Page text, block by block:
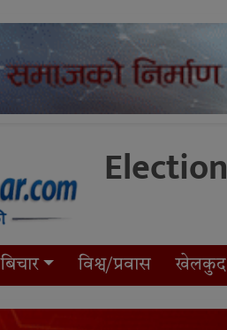
बिचार विश्व/प्रवास खेलकुद